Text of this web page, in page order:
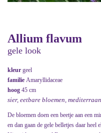
Allium flavum
gele look
kleur geel
familie Amaryllidaceae
hoog 45 cm
sier, eetbare bloemen, mediterraan
De bloemen doen een beetje aan een
en dan gaan de gele belletjes daar heel